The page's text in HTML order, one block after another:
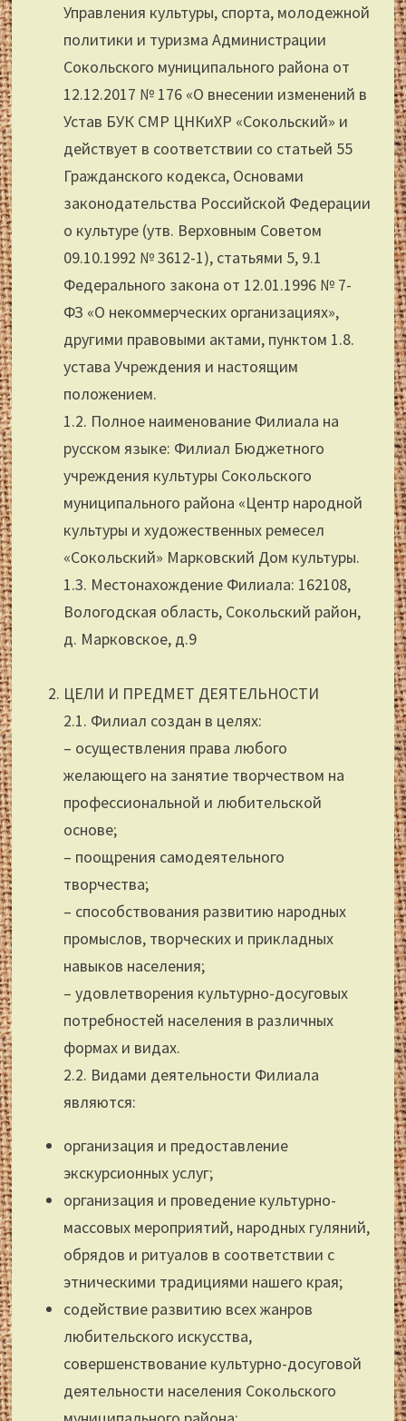
Управления культуры, спорта, молодежной
политики и туризма Администрации
Сокольского муниципального района от
12.12.2017 № 176 «О внесении изменений в
Устав БУК СМР ЦНКиХР «Сокольский» и
действует в соответствии со статьей 55
Гражданского кодекса, Основами
законодательства Российской Федерации
о культуре (утв. Верховным Советом
09.10.1992 № 3612-1), статьями 5, 9.1
Федерального закона от 12.01.1996 № 7-
ФЗ «О некоммерческих организациях»,
другими правовыми актами, пунктом 1.8.
устава Учреждения и настоящим
положением.
1.2. Полное наименование Филиала на
русском языке: Филиал Бюджетного
учреждения культуры Сокольского
муниципального района «Центр народной
культуры и художественных ремесел
«Сокольский» Марковский Дом культуры.
1.3. Местонахождение Филиала: 162108,
Вологодская область, Сокольский район,
д. Марковское, д.9
ЦЕЛИ И ПРЕДМЕТ ДЕЯТЕЛЬНОСТИ
2.1. Филиал создан в целях:
– осуществления права любого
желающего на занятие творчеством на
профессиональной и любительской
основе;
– поощрения самодеятельного
творчества;
– способствования развитию народных
промыслов, творческих и прикладных
навыков населения;
– удовлетворения культурно-досуговых
потребностей населения в различных
формах и видах.
2.2. Видами деятельности Филиала
являются:
организация и предоставление
экскурсионных услуг;
организация и проведение культурно-
массовых мероприятий, народных гуляний,
обрядов и ритуалов в соответствии с
этническими традициями нашего края;
содействие развитию всех жанров
любительского искусства,
совершенствование культурно-досуговой
деятельности населения Сокольского